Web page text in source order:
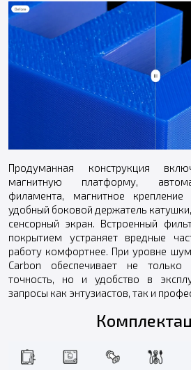
Продуманная конструкция
магнитную платформу,
филамента, магнитное
удобный боковой держатель
сенсорный экран. Встроенный
покрытием устраняет вредные
работу комфортнее. При уровне
Carbon обеспечивает не
точность, но и удобство в
запросы как энтузиастов, так и